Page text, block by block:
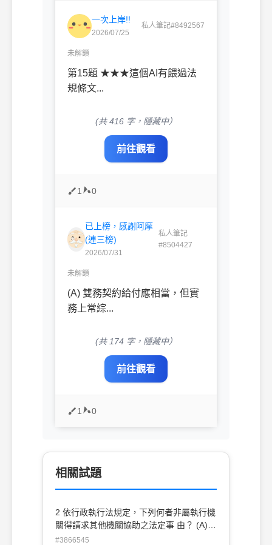
一次上岸!!
2026/07/25
私人筆記#8492567
未解鎖
第15題 ★★★這個AI有餵過法
規條文...
(共 416 字，隱藏中）
前往觀看
1 0
已上榜，感謝阿摩
(連三榜)
2026/07/31
私人筆記
#8504427
未解鎖
(A) 雙務契約給付應相當，但實
務上常綜...
(共 174 字，隱藏中）
前往觀看
1 0
相關試題
2 依行政執行法規定，下列何者非屬執行機
關得請求其他機關協助之法定事 由？ (A)無
適當之執行人員者 (B)由被請求機關協助執
#3866545